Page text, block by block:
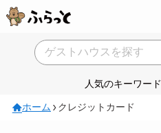
人気のキーワード
ホーム クレジットカード